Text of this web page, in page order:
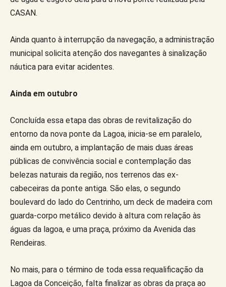
CASAN.
Ainda quanto à interrupção da navegação, a administração
municipal solicita atenção dos navegantes à sinalização
náutica para evitar acidentes.
Ainda em outubro
Concluída essa etapa das obras de revitalização do
entorno da nova ponte da Lagoa, inicia-se em paralelo,
ainda em outubro, a implantação de mais duas áreas
públicas de convivência social e contemplação das
belezas naturais da região, nos terrenos das ex-
cabeceiras da ponte antiga. São elas, o segundo
boulevard do lado do Centrinho, um deck de madeira com
guarda-corpo metálico devido à altura com relação às
águas da lagoa, e uma praça, próximo da Avenida das
Rendeiras.
No mais, para o término de toda essa requalificação da
Lagoa da Conceição, falta finalizar as obras da praça ao